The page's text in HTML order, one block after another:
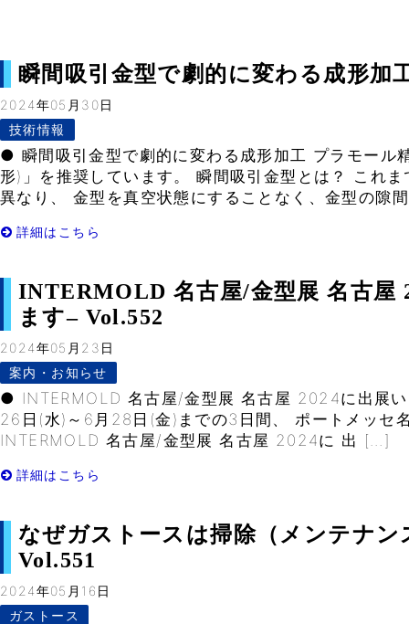
瞬間吸引金型で劇的に変わる成形加
2024年05月30日
技術情報
● 瞬間吸引金型で劇的に変わる成形加工 プラモール
形)」を推奨しています。 瞬間吸引金型とは？ これ
異なり、 金型を真空状態にすることなく、金型の隙
詳細はこちら
INTERMOLD 名古屋/金型展 名古屋
ます– Vol.552
2024年05月23日
案内・お知らせ
● INTERMOLD 名古屋/金型展 名古屋 2024に出展
26日(水)～6月28日(金)までの3日間、 ポートメッセ
INTERMOLD 名古屋/金型展 名古屋 2024に 出 […]
詳細はこちら
なぜガストースは掃除（メンテナン
Vol.551
2024年05月16日
ガストース